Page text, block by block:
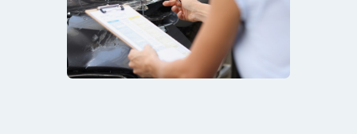
MULHERES
GESTORAS
HOMEST
HOME